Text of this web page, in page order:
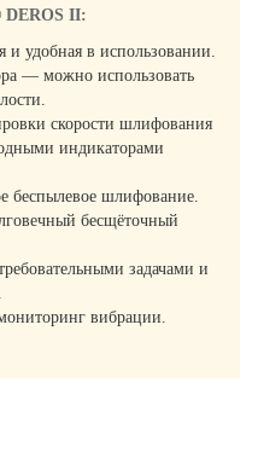
DEROS II:
и удобная в использовании.
— можно использовать
скорости шлифования
индикаторами
беспылевое шлифование.
бесщёточный
задачами и
вибрации.